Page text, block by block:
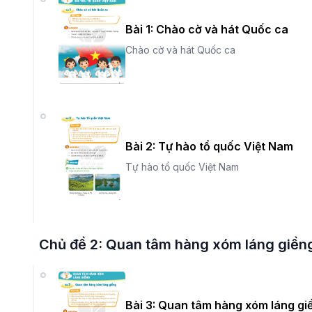
Bài 1: Chào cờ và hát Quốc ca
Chào cờ và hát Quốc ca
Bài 2: Tự hào tổ quốc Việt Nam
Tự hào tổ quốc Việt Nam
Chủ đề 2: Quan tâm hàng xóm láng
Bài 3: Quan tâm hàng xóm láng